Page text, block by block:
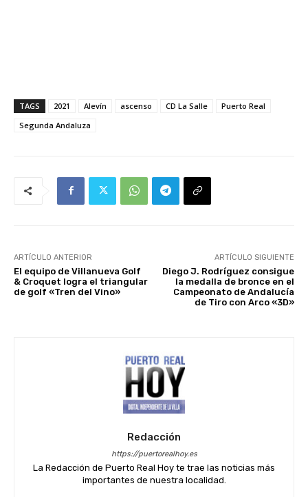
TAGS 2021 Alevín ascenso CD La Salle
Puerto Real
Segunda Andaluza
ARTÍCULO ANTERIOR
El equipo de Villanueva Golf
& Croquet logra el triangular
de golf «Tren del Vino»
ARTÍCULO SIGUIENTE
Diego J. Rodríguez consigue
la medalla de bronce en el
Campeonato de Andalucía
de Tiro con Arco «3D»
Redacción
https://puertorealhoy.es
La Redacción de Puerto Real Hoy te trae las noticias más
importantes de nuestra localidad.